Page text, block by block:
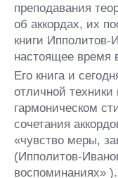
преподавания
об аккордах, их
книги
настоящее время
Его книга и
отличной
гармоническом
сочетания
«чувство меры,
(Ипполитов-
воспоминаниях» ).